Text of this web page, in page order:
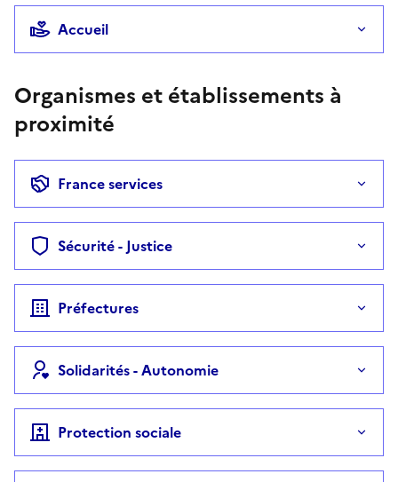
Accueil
Organismes et établissements à
proximité
France services
Sécurité - Justice
Préfectures
Solidarités - Autonomie
Protection sociale